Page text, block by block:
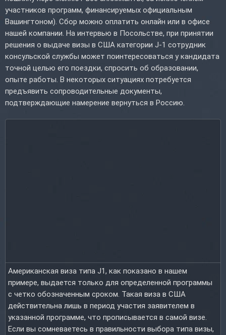
участников программ, финансируемых официальным
Вашингтоном). Сбор можно оплатить онлайн или в офисе
нашей компании. На интервью в Посольстве, при принятии
решения о выдаче визы в США категории J-1 сотрудник
консульской службы может поинтересоваться у кандидата
точной целью его поездки, спросить об образовании,
опыте работы. В некоторых ситуациях потребуется
предъявить сопроводительные документы,
подтверждающие намерение вернуться в Россию.
Американская виза типа J1, как показано в нашем
примере, выдается только для определенной прог­рам­мы
с четко обозначенным сроком. Такая виза в США
действительна лишь в период участия заявителем в
указанной программе, что прописывается в самой визе.
Если вы сомневаетесь в пра­виль­нос­ти выбора типа визы,